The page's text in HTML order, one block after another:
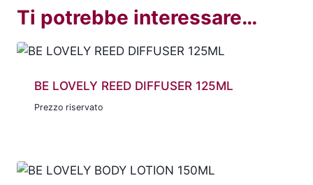
Ti potrebbe interessare…
BE LOVELY REED DIFFUSER 125ML
Prezzo riservato